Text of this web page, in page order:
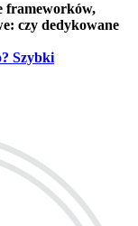
frameworków,
czy dedykowane
Szybki